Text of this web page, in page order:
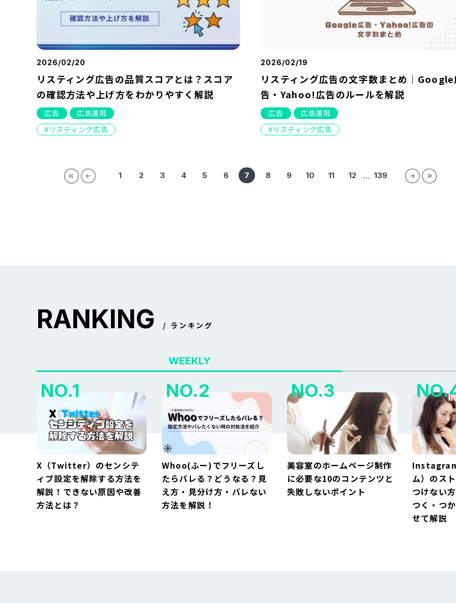
2026/02/20
リスティング広告の品質スコアとは？スコア
の確認方法や上げ方をわかりやすく解説
広告
広告運用
リスティング広告
2026/02/19
リスティング広告の文字数まとめ｜
告・Yahoo!広告のルールを解説
広告
広告運用
リスティング広告
1 2 3 4 5 6 7 8 9 10 11 12 … 139
RANKING ランキング
WEEKLY
X（Twitter）のセンシテ
ィブ設定を解除する方法を
解説！できない原因や改善
方法とは？
Whoo(ふー)でフリーズし
たらバレる？どうなる？見
え方・見分け方・バレない
方法を解説！
美容室のホームページ制作
に必要な10のコンテンツと
失敗しないポイント
ム）のス
つけない
つく・つ
せて解説